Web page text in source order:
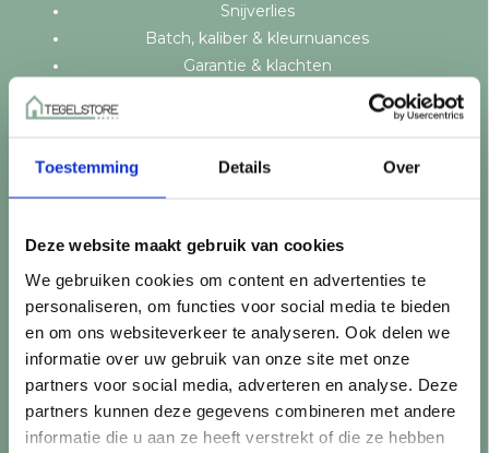
Toestemming Details Over
Deze website maakt gebruik van cookies
We gebruiken cookies om content en advertenties te
personaliseren, om functies voor social media te bieden
en om ons websiteverkeer te analyseren. Ook delen we
informatie over uw gebruik van onze site met onze
partners voor social media, adverteren en analyse. Deze
partners kunnen deze gegevens combineren met andere
informatie die u aan ze heeft verstrekt of die ze hebben
Snijverlies
Batch, kaliber & kleurnuances
Garantie & klachten
Over TegelStore.nl
Privacy Policy
Producten
Alle producten
Nieuwe producten
Aanbiedingen
Merken